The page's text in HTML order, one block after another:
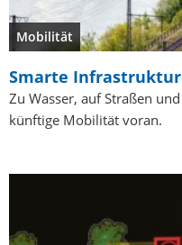
Mobilität
Smarte
Zu Wasser, auf Straßen
künftige Mobilität voran.